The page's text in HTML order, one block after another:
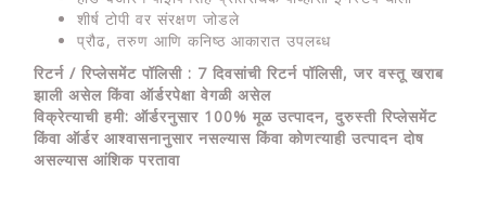
शीर्ष टोपी वर संरक्षण जोडले
प्रौढ, तरुण आणि कनिष्ठ आकारात उपलब्ध
रिटर्न / रिप्लेसमेंट पॉलिसी : 7 दिवसांची रिटर्न पॉलिसी, जर वस्तू खराब
झाली असेल किंवा ऑर्डरपेक्षा वेगळी असेल
विक्रेत्याची हमी: ऑर्डरनुसार 100% मूळ उत्पादन, दुरुस्ती रिप्लेसमेंट
किंवा ऑर्डर आश्वासनानुसार नसल्यास किंवा कोणत्याही उत्पादन दोष
असल्यास आंशिक परतावा